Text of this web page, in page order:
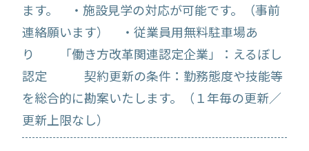
ます。 ・施設見学の対応が可能です。（事前
連絡願います） ・従業員用無料駐車場あ
り 「働き方改革関連認定企業」：えるぼし
認定 契約更新の条件：勤務態度や技能等
を総合的に勘案いたします。（１年毎の更新／
更新上限なし）